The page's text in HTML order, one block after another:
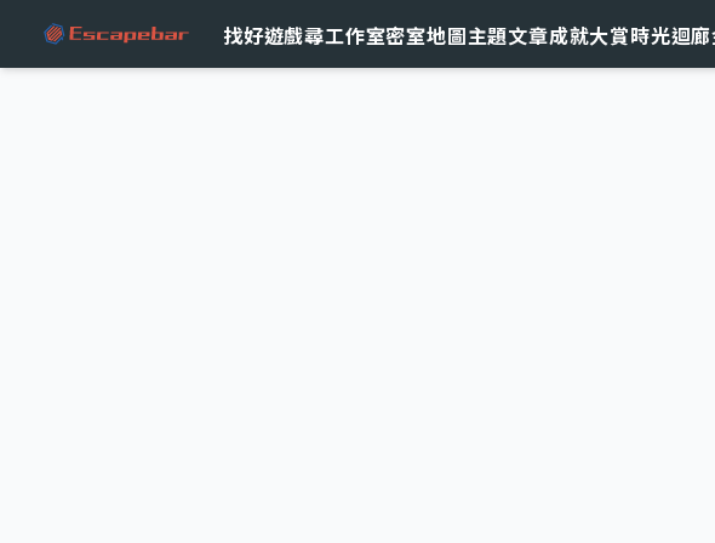
找好遊戲尋工作室密室地圖主題文章成就大賞時光迴廊